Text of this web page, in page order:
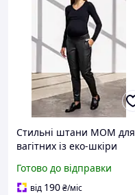
Стильні штани МОМ для
вагітних із еко-шкіри
Готово до відправки
від 190₴/міс